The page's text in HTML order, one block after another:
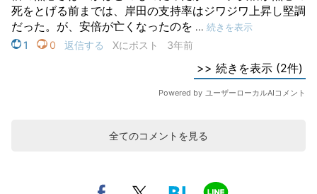
全てのコメントを見る